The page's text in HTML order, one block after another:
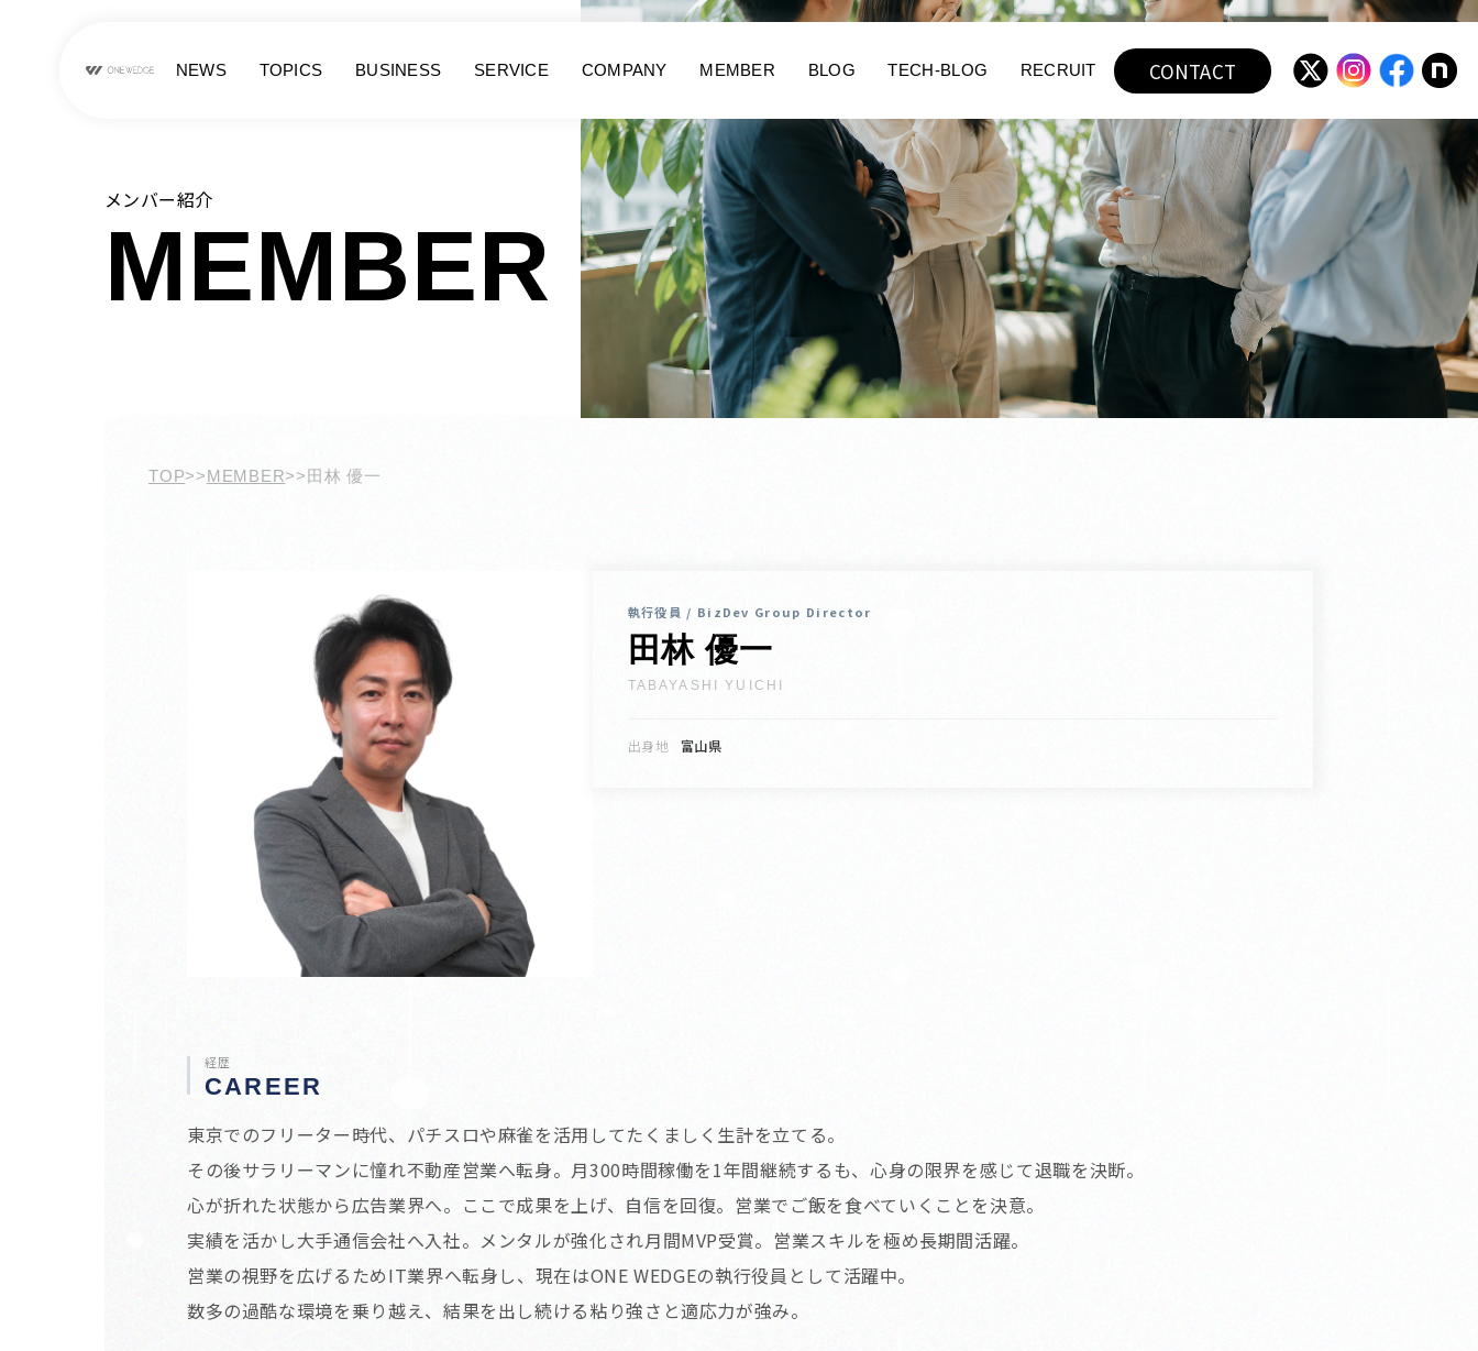
NEWS TOPICS BUSINESS SERVICE COMPANY MEMBER BLOG TECH-BLOG RECRUIT CONTACT
メンバー紹介
MEMBER
TOP>>MEMBER>> 田林 優一
執行役員 / BizDev Group Director
田林 優一
TABAYASHI YUICHI
出身地 富山県
経歴
CAREER
東京でのフリーター時代、パチスロや麻雀を活用してたくましく生計を立てる。
その後サラリーマンに憧れ不動産営業へ転身。月300時間稼働を1年間継続するも、心身の限界を感じて退職を決断。
心が折れた状態から広告業界へ。ここで成果を上げ、自信を回復。営業でご飯を食べていくことを決意。
実績を活かし大手通信会社へ入社。メンタルが強化され月間MVP受賞。営業スキルを極め長期間活躍。
営業の視野を広げるためIT業界へ転身し、現在はONE WEDGEの執行役員として活躍中。
数多の過酷な環境を乗り越え、結果を出し続ける粘り強さと適応力が強み。